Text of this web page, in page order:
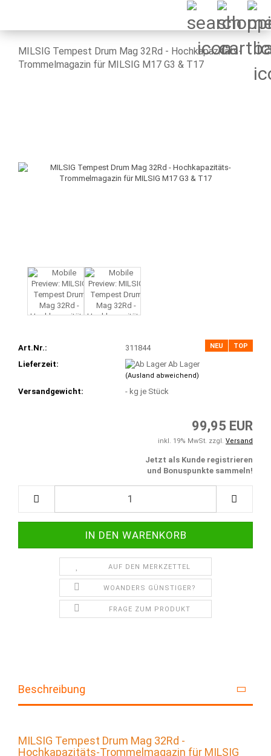
MILSIG Tempest Drum Mag 32Rd - Hochkapazitäts-
Trommelmagazin für MILSIG M17 G3 & T17
NEU TOP
Art.Nr.:
311844
Lieferzeit:
Ab Lager
(Ausland abweichend)
Versandgewicht: -kg je Stück
99,95 EUR
inkl. 19% MwSt. zzgl. Versand
Jetzt als Kunde registrieren
und Bonuspunkte sammeln!
AUF DEN MERKZETTEL
WOANDERS GÜNSTIGER?
FRAGE ZUM PRODUKT
Beschreibung
MILSIG Tempest Drum Mag 32Rd -
Hochkapazitäts-Trommelmagazin für MILSIG